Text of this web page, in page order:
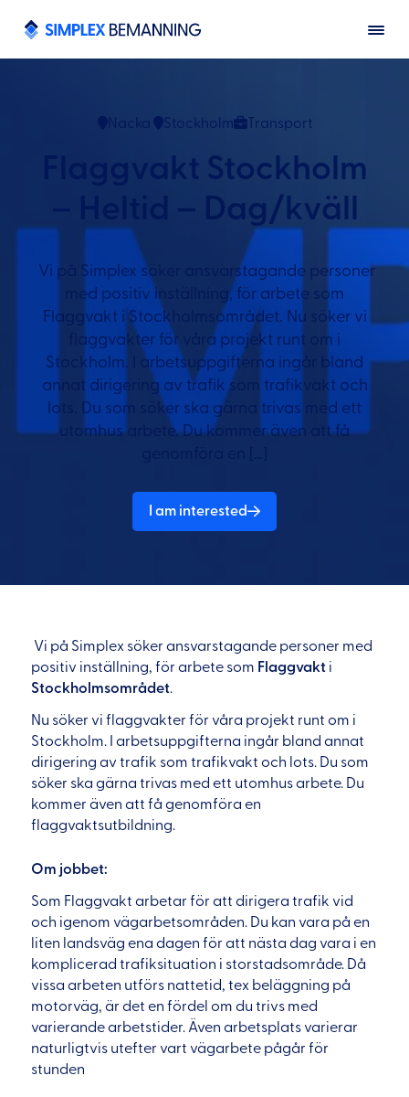
Nacka Stockholm Transport
Flaggvakt Stockholm
– Heltid – Dag/kväll
Vi på Simplex söker ansvarstagande personer
med positiv inställning, för arbete som
Flaggvakt i Stockholmsområdet. Nu söker vi
flaggvakter för våra projekt runt om i
Stockholm. I arbetsuppgifterna ingår bland
annat dirigering av trafik som trafikvakt och
lots. Du som söker ska gärna trivas med ett
utomhus arbete. Du kommer även att få
I am interested
Vi på Simplex söker ansvarstagande personer med
positiv inställning, för arbete som Flaggvakti
Stockholmsområdet.
Nu söker vi flaggvakter för våra projekt runt om i
Stockholm. I arbetsuppgifterna ingår bland annat
dirigering av trafik som trafikvakt och lots. Du som
söker ska gärna trivas med ett utomhus arbete. Du
kommer även att få genomföra en
flaggvaktsutbildning.
Om jobbet:
Som Flaggvakt arbetar för att dirigera trafik vid
och igenom vägarbetsområden. Du kan vara på en
liten landsväg ena dagen för att nästa dag vara i en
komplicerad trafiksituation i storstadsområde. Då
vissa arbeten utförs nattetid, tex beläggning på
motorväg, är det en fördel om du trivs med
varierande arbetstider. Även arbetsplats varierar
naturligtvis utefter vart vägarbete pågår för
stunden